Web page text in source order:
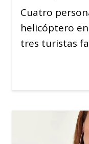
Cuatro
helicóptero
tres turistas